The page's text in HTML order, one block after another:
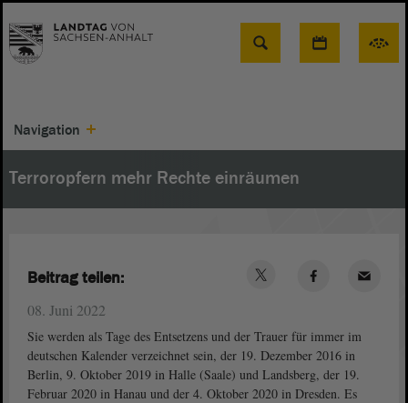
Suche
Navigation
Terroropfern mehr Rechte einräumen
08. Juni 2022
Sie werden als Tage des Entsetzens und der Trauer für immer im
deutschen Kalender verzeichnet sein, der 19. Dezember 2016 in
Berlin, 9. Oktober 2019 in Halle (Saale) und Landsberg, der 19.
Februar 2020 in Hanau und der 4. Oktober 2020 in Dresden. Es
Beitrag teilen: